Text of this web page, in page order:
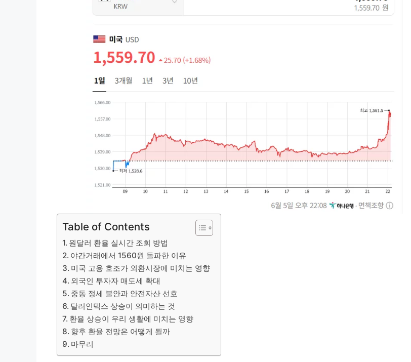
Table of Contents
원달러 환율 실시간 조회 방법
야간거래에서 1560원 돌파한 이유
미국 고용 호조가 외환시장에 미치는 영향
외국인 투자자 매도세 확대
중동 정세 불안과 안전자산 선호
달러인덱스 상승이 의미하는 것
환율 상승이 우리 생활에 미치는 영향
향후 환율 전망은 어떻게 될까
마무리